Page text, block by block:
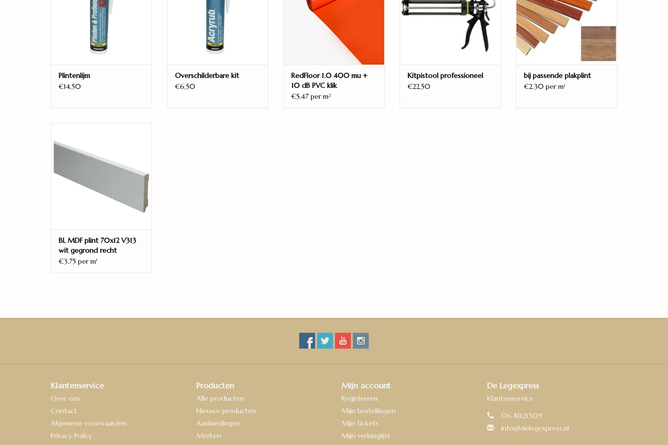
Weekmakervrij
Ftalaatvrije weekmakers
Aantal planken per pak
22
Merk
Alle vloeren uit de Douwes Dekker Ambitieus-collectie zijn dankzij de stabiele, watervaste
constructie met 0,55 mm slijtlaag ‘zorgeloze’ onderhoudsvriendelijke vloeren met het grootste
gebruiksgemak. De vloeren zijn slijtvast en uitermate geschikt voor vloerverwarming. De
hebben een geïntegreerde ondervloer en zijn dankzij het eenvoudige fold-down
legsysteem gemakkelijk te installeren.
Plintenlijm
€14,50
Overschilderbare kit
€6,50
RedFloor 1.0 400 mu +
10 dB PVC klik
€5.47 per m2
Kitpistool professioneel
€22,50
bij passende plakplint
€2.30 per m1
TOEVOEGEN AAN WINKELWAGEN
BL MDF plint 70x12 V313
wit gegrond recht
€3.75 per m1
Klantenservice
Over ons
Contact
Algemene voorwaarden
Privacy Policy
Producten
Alle producten
Nieuwe producten
Aanbiedingen
Merken
Mijn account
Registreren
Mijn bestellingen
Mijn tickets
Mijn verlanglijst
De Legexpress
Klantenservice
06 81121309
info@delegexpress.nl